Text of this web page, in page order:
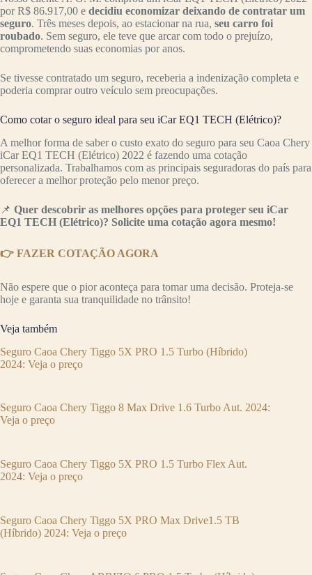
por R$ 86.917,00 e decidiu economizar deixando de contratar um
seguro. Três meses depois, ao estacionar na rua, seu carro foi
roubado. Sem seguro, ele teve que arcar com todo o prejuízo,
comprometendo suas economias por anos.
Se tivesse contratado um seguro, receberia a indenização completa e
poderia comprar outro veículo sem preocupações.
Como cotar o seguro ideal para seu iCar EQ1 TECH (Elétrico)?
A melhor forma de saber o custo exato do seguro para seu Caoa Chery
iCar EQ1 TECH (Elétrico) 2022 é fazendo uma cotação
personalizada. Trabalhamos com as principais seguradoras do país para
oferecer a melhor proteção pelo menor preço.
📌 Quer descobrir as melhores opções para proteger seu iCar
EQ1 TECH (Elétrico)? Solicite uma cotação agora mesmo!
👉 FAZER COTAÇÃO AGORA
Não espere que o pior aconteça para tomar uma decisão. Proteja-se
hoje e garanta sua tranquilidade no trânsito!
Veja também
Seguro Caoa Chery Tiggo 5X PRO 1.5 Turbo (Híbrido)
2024: Veja o preço
Seguro Caoa Chery Tiggo 8 Max Drive 1.6 Turbo Aut. 2024:
Veja o preço
Seguro Caoa Chery Tiggo 5X PRO 1.5 Turbo Flex Aut.
2024: Veja o preço
Seguro Caoa Chery Tiggo 5X PRO Max Drive1.5 TB
(Híbrido) 2024: Veja o preço